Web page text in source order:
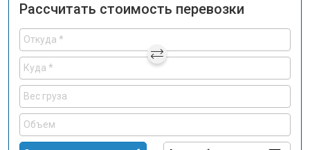
Рассчитать стоимость перевозки